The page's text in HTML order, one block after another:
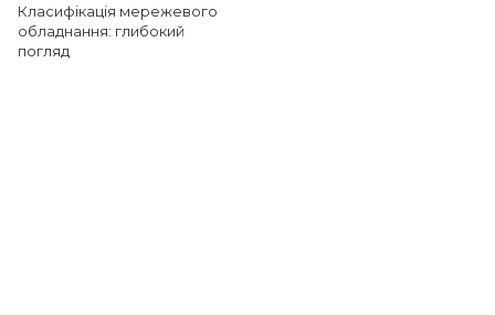
Класифікація мережевого
обладнання: глибокий
погляд